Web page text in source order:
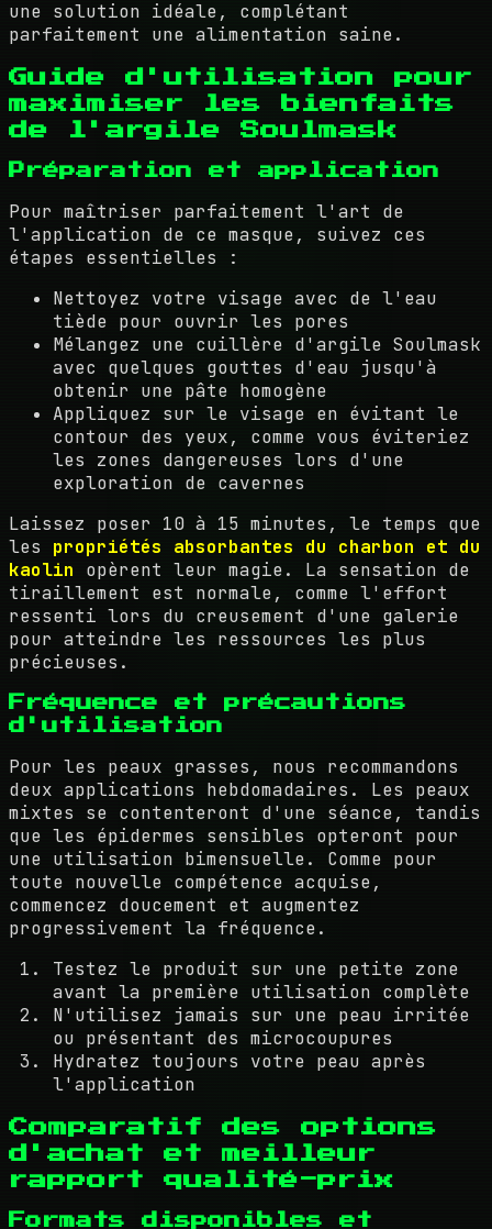
une solution idéale, complétant
parfaitement une alimentation saine.
Guide d'utilisation pour
maximiser les bienfaits
de l'argile Soulmask
Préparation et application
Pour maîtriser parfaitement l'art de
l'application de ce masque, suivez ces
étapes essentielles :
Nettoyez votre visage avec de l'eau
tiède pour ouvrir les pores
Mélangez une cuillère d'argile Soulmask
avec quelques gouttes d'eau jusqu'à
obtenir une pâte homogène
Appliquez sur le visage en évitant le
contour des yeux, comme vous éviteriez
les zones dangereuses lors d'une
exploration de cavernes
Laissez poser 10 à 15 minutes, le temps que
les propriétés absorbantes du charbon et du
kaolin opèrent leur magie. La sensation de
tiraillement est normale, comme l'effort
ressenti lors du creusement d'une galerie
pour atteindre les ressources les plus
précieuses.
Fréquence et précautions
d'utilisation
Pour les peaux grasses, nous recommandons
deux applications hebdomadaires. Les peaux
mixtes se contenteront d'une séance, tandis
que les épidermes sensibles opteront pour
une utilisation bimensuelle. Comme pour
toute nouvelle compétence acquise,
commencez doucement et augmentez
progressivement la fréquence.
Testez le produit sur une petite zone
avant la première utilisation complète
N'utilisez jamais sur une peau irritée
ou présentant des microcoupures
Hydratez toujours votre peau après
l'application
Comparatif des options
d'achat et meilleur
rapport qualité-prix
Formats disponibles et